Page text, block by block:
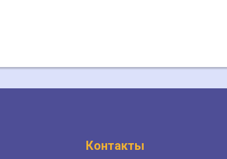
Контакты